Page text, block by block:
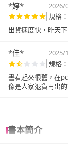
*婷* 2026/
規格
出貨速度快，昨天
*佳* 2025/
規格
書看起來很舊，在
像是人家退貨再出
書本簡介